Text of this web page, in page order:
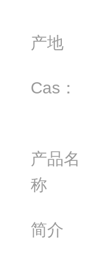
产地
Cas：
产品名
称
简介